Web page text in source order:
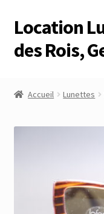
Aller
à
la
Aller
au
contenu
Location
des Rois,
Accueil Lunettes